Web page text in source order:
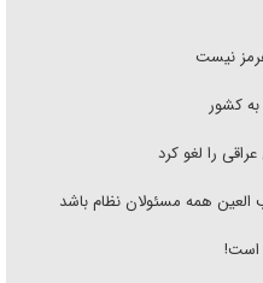
نیست
را لغو کرد
العین همه مسئولان نظام باشد
است!